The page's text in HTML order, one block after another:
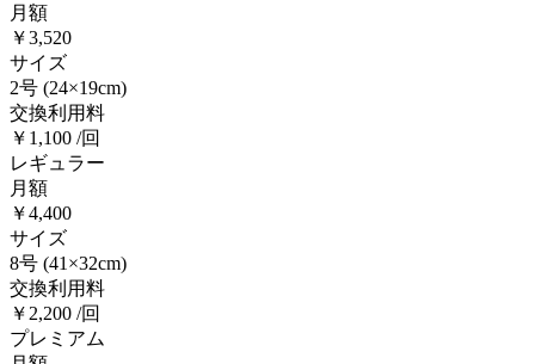
月額
￥3,520
サイズ
2号 (24×19cm)
交換利用料
￥1,100 /回
レギュラー
月額
￥4,400
サイズ
8号 (41×32cm)
交換利用料
￥2,200 /回
プレミアム